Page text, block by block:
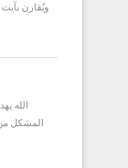
ويُقارن
الله
المشكل